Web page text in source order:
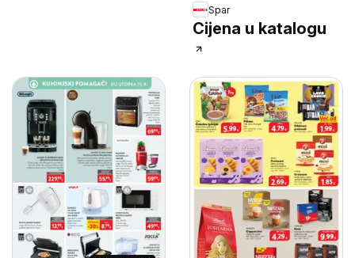
Spar
Cijena u katalogu